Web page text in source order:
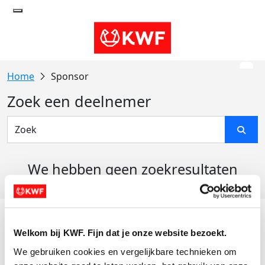
Welkom bij KWF. Fijn dat je onze website bezoekt.
We gebruiken cookies en vergelijkbare technieken om
Sponsor
Zoek een deelnemer
We hebben geen zoekresultaten
Actiematerialen
Evenementen